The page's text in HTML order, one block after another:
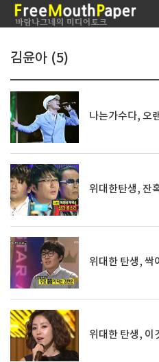
김윤아 (5)
나는가수다, 오
위대한탄생, 잔
위대한 탄생, 싹
위대한 탄생, 이